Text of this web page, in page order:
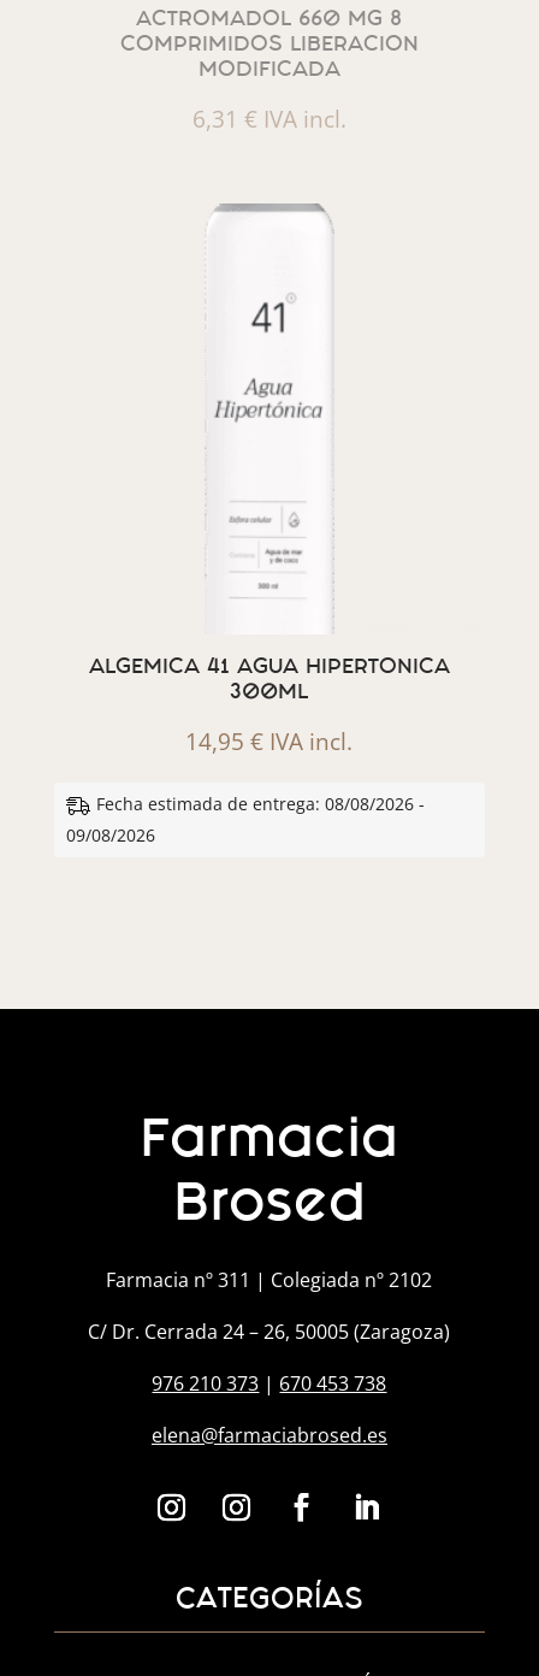
ACTROMADOL 660 MG 8
COMPRIMIDOS LIBERACION
MODIFICADA
6,31 € IVA incl.
ALGEMICA 41 AGUA HIPERTONICA
300ML
14,95€ IVA incl.
Fecha estimada de entrega: 08/08/2026 -
09/08/2026
Farmacia
Brosed
Farmacia nº 311 | Colegiada nº 2102
C/ Dr. Cerrada 24 – 26, 50005 (Zaragoza)
976 210 373 | 670 453 738
elena@farmaciabrosed.es
CATEGORÍAS